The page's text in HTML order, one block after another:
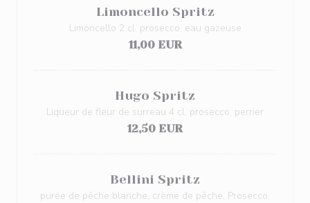
Limoncello Spritz
Limoncello 2 cl, prosecco, eau gazeuse
11,00 EUR
Hugo Spritz
Liqueur de fleur de surreau 4 cl, prosecco, perrier
12,50 EUR
Bellini Spritz
purée de pêche blanche, crème de pêche, Prosecco,